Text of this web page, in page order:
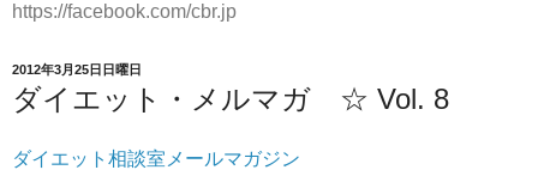
https://facebook.com/cbr.jp
2012年3月25日日曜日
ダイエット・メルマガ ☆ Vol. 8
ダイエット相談室メールマガジン